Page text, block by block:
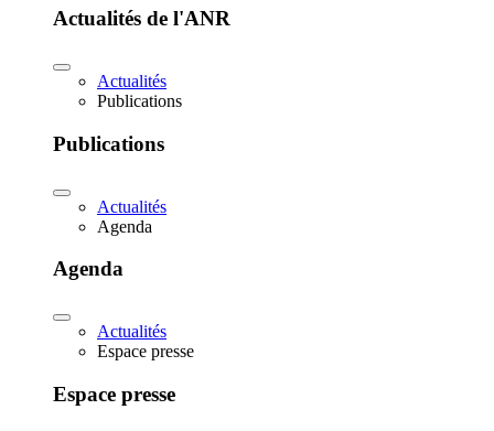
Actualités de l'ANR
Actualités
Publications
Publications
Actualités
Agenda
Agenda
Actualités
Espace presse
Espace presse